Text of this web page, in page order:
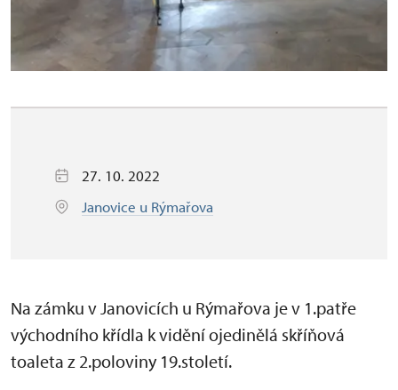
27. 10. 2022
Janovice u Rýmařova
Na zámku v Janovicích u Rýmařova je v 1.patře
východního křídla k vidění ojedinělá skříňová
toaleta z 2.poloviny 19.století.